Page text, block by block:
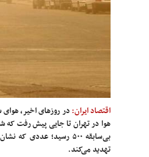
اقتصاد ایران:در روزهای اخیر،
بی‌سابقه ۵۰۰ رسید؛
تهدید می‌کند.